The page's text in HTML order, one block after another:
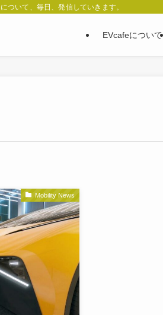
ついて、毎日、発信していきます。
EVcafeについて
Mobility News